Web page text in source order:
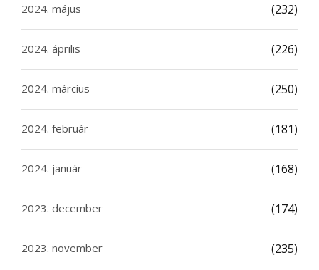
2024. május (232)
2024. április (226)
2024. március (250)
2024. február (181)
2024. január (168)
2023. december (174)
2023. november (235)